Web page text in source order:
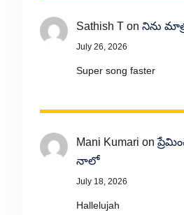
Sathish Ton నిను
July 26, 2026
Super song faster
Mani Kumari on
నాలో
July 18, 2026
Hallelujah